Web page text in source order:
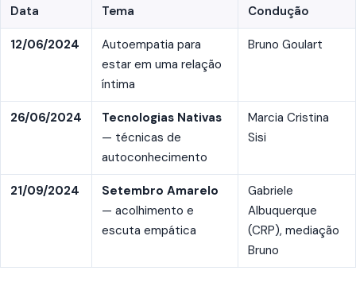
Data Tema Condução
12/06/2024
Autoempatia para
estar em uma relação
íntima
Bruno Goulart
26/06/2024
Tecnologias Nativas
— técnicas de
autoconhecimento
Marcia Cristina
Sisi
21/09/2024
Setembro Amarelo
— acolhimento e
escuta empática
Gabriele
Albuquerque
(CRP), mediação
Bruno